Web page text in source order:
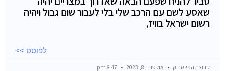
שאסע לשם עם הרכב שלי בלי לעבור שום גבול ויהיה
רשום ישראל בוויז,
לפוסט >>
קבוצת הפייסבוק אוקטובר 8, 2023